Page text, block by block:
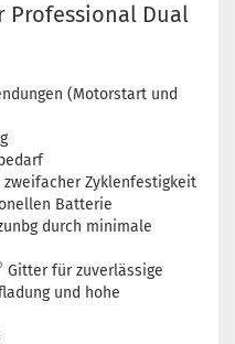
Professional Dual
(Motorstart und
Zyklenfestigkeit
Batterie
durch minimale
Gitter für zuverlässige
und hohe